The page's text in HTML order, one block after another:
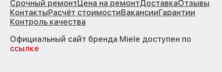
Срочный ремонтЦена на ремонтДоставкаОтзывы
КонтактыРасчёт стоимостиВакансииГарантии
Контроль качества
Официальный сайт бренда Miele доступен по
ссылке